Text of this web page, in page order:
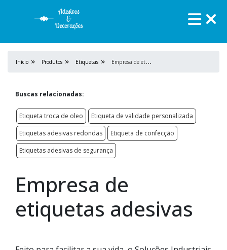
Início Produtos Etiquetas E
mpresa de etiquetas adesivas
Buscas relacionadas:
Etiqueta troca de oleo
Etiqueta de validade personalizada
Etiquetas adesivas redondas
Etiqueta de confecção
Etiquetas adesivas de segurança
Empresa de
etiquetas adesivas